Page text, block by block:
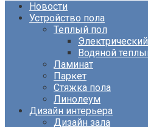
Новости
Устройство пола
Теплый пол
Водяной
Ламинат
Паркет
Стяжка пола
Линолеум
Дизайн интерьера
Дизайн зала